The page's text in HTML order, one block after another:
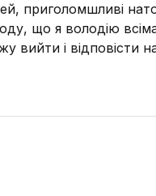
приголомшливі
що я володію всіма
вийти і відповісти